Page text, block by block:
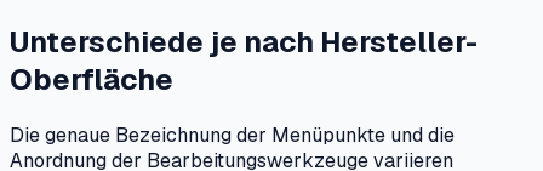
Unterschiede je nach Hersteller-
Oberfläche
Die genaue Bezeichnung der Menüpunkte und die
Anordnung der Bearbeitungswerkzeuge variieren